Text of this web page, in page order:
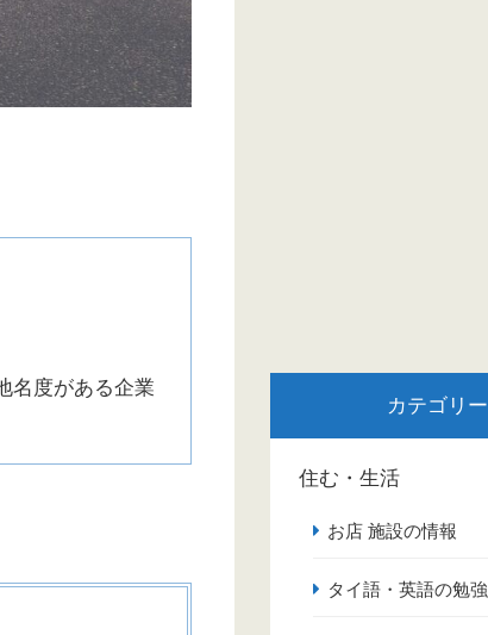
名度がある企業
カテゴリー
住む・生活
お店 施設の情報
タイ語・英語の勉強